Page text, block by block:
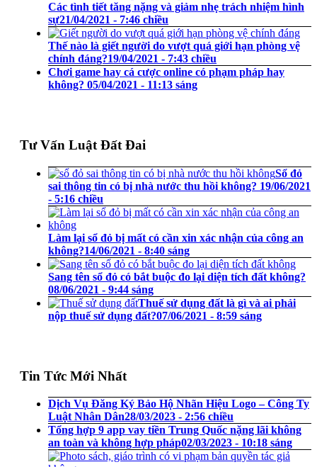
Các tình tiết tăng nặng và giảm nhẹ trách nhiệm hình
sự21/04/2021 - 7:46 chiều
Thế nào là giết người do vượt quá giới hạn phòng vệ
chính đáng?19/04/2021 - 7:43 chiều
Chơi game hay cá cược online có phạm pháp hay
không? 05/04/2021 - 11:13 sáng
Tư Vấn Luật Đất Đai
Sổ đỏ
sai thông tin có bị nhà nước thu hồi không? 19/06/2021
- 5:16 chiều
Làm lại sổ đỏ bị mất có cần xin xác nhận của công an
không?14/06/2021 - 8:40 sáng
Sang tên sổ đỏ có bắt buộc đo lại diện tích đất không?
08/06/2021 - 9:44 sáng
Thuế sử dụng đất là gì và ai phải
nộp thuế sử dụng đất?07/06/2021 - 8:59 sáng
Tin Tức Mới Nhất
Dịch Vụ Đăng Ký Bảo Hộ Nhãn Hiệu Logo – Công Ty
Luật Nhân Dân28/03/2023 - 2:56 chiều
Tổng hợp 9 app vay tiền Trung Quốc nặng lãi không
an toàn và không hợp pháp02/03/2023 - 10:18 sáng